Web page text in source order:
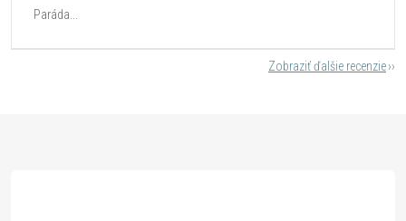
Paráda...
Zobraziť ďalšie recenzie